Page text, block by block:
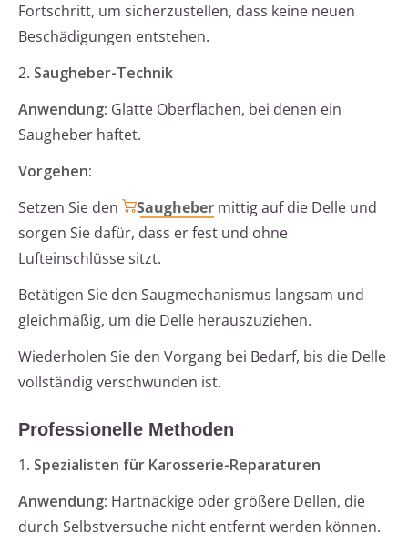
Fortschritt, um sicherzustellen, dass keine neuen
Beschädigungen entstehen.
2. Saugheber-Technik
Anwendung: Glatte Oberflächen, bei denen ein
Saugheber haftet.
Vorgehen:
Setzen Sie den
Saugheber mittig auf die Delle und
sorgen Sie dafür, dass er fest und ohne
Lufteinschlüsse sitzt.
Betätigen Sie den Saugmechanismus langsam und
gleichmäßig, um die Delle herauszuziehen.
Wiederholen Sie den Vorgang bei Bedarf, bis die Delle
vollständig verschwunden ist.
Professionelle Methoden
1. Spezialisten für Karosserie-Reparaturen
Anwendung: Hartnäckige oder größere Dellen, die
durch Selbstversuche nicht entfernt werden können.